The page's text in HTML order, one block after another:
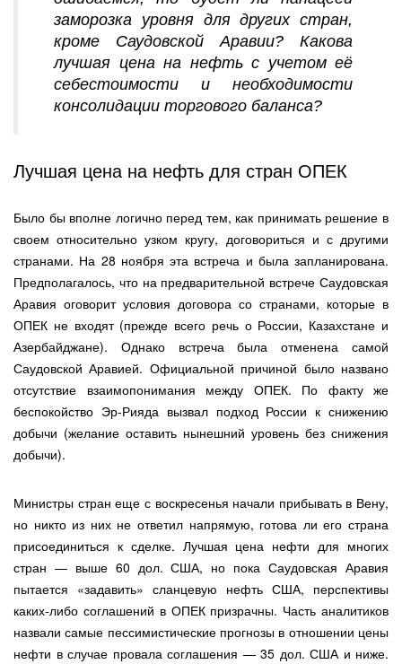
заморозка уровня для других стран,
кроме Саудовской Аравии? Какова
лучшая цена на нефть с учетом её
себестоимости и необходимости
консолидации торгового баланса?
Лучшая цена на нефть для стран ОПЕК
Было бы вполне логично перед тем, как принимать решение в
своем относительно узком кругу, договориться и с другими
странами. На 28 ноября эта встреча и была запланирована.
Предполагалось, что на предварительной встрече Саудовская
Аравия оговорит условия договора со странами, которые в
ОПЕК не входят (прежде всего речь о России, Казахстане и
Азербайджане). Однако встреча была отменена самой
Саудовской Аравией. Официальной причиной было названо
отсутствие взаимопонимания между ОПЕК. По факту же
беспокойство Эр-Рияда вызвал подход России к снижению
добычи (желание оставить нынешний уровень без снижения
добычи).
Министры стран еще с воскресенья начали прибывать в Вену,
но никто из них не ответил напрямую, готова ли его страна
присоединиться к сделке. Лучшая цена нефти для многих
стран — выше 60 дол. США, но пока Саудовская Аравия
пытается «задавить» сланцевую нефть США, перспективы
каких-либо соглашений в ОПЕК призрачны. Часть аналитиков
назвали самые пессимистические прогнозы в отношении цены
нефти в случае провала соглашения — 35 дол. США и ниже.